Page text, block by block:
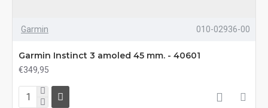
Garmin 010-02936-00
Garmin Instinct 3 amoled 45 mm. - 40601
€349,95